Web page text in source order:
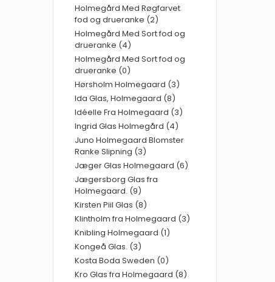
Holmegård Med Røgfarvet
fod og drueranke (2)
Holmegård Med Sort fod og
drueranke (4)
Holmegård Med Sort fod og
drueranke (0)
Hørsholm Holmegaard (3)
Ida Glas, Holmegaard (8)
Idéelle Fra Holmegaard (3)
Ingrid Glas Holmegård (4)
Juno Holmegaard Blomster
Ranke Slipning (3)
Jæger Glas Holmegaard (6)
Jægersborg Glas fra
Holmegaard. (9)
Kirsten Piil Glas (8)
Klintholm fra Holmegaard (3)
Knibling Holmegaard (1)
Kongeå Glas. (3)
Kosta Boda Sweden (0)
Kro Glas fra Holmegaard (8)